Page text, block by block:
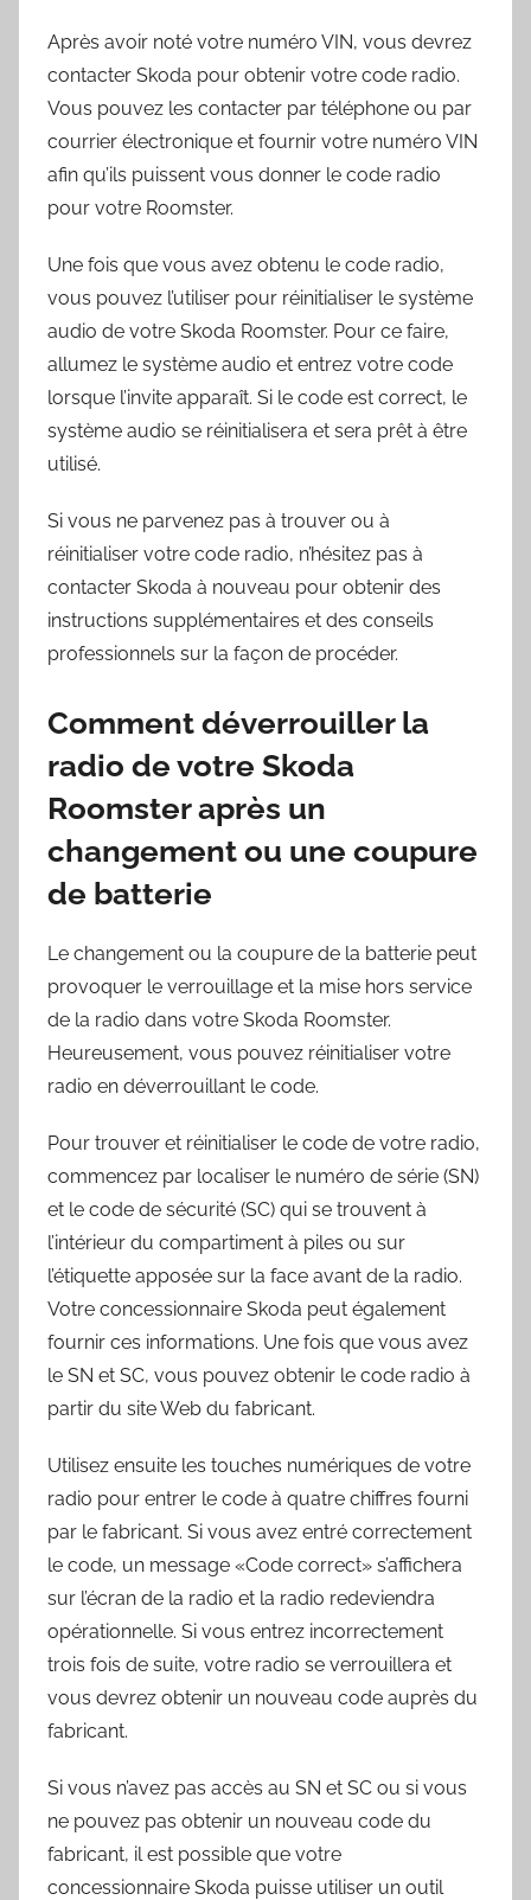
Après avoir noté votre numéro VIN, vous devrez
contacter Skoda pour obtenir votre code radio.
Vous pouvez les contacter par téléphone ou par
courrier électronique et fournir votre numéro VIN
afin qu’ils puissent vous donner le code radio
pour votre Roomster.
Une fois que vous avez obtenu le code radio,
vous pouvez l’utiliser pour réinitialiser le système
audio de votre Skoda Roomster. Pour ce faire,
allumez le système audio et entrez votre code
lorsque l’invite apparaît. Si le code est correct, le
système audio se réinitialisera et sera prêt à être
utilisé.
Si vous ne parvenez pas à trouver ou à
réinitialiser votre code radio, n’hésitez pas à
contacter Skoda à nouveau pour obtenir des
instructions supplémentaires et des conseils
professionnels sur la façon de procéder.
Comment déverrouiller la
radio de votre Skoda
Roomster après un
changement ou une coupure
de batterie
Le changement ou la coupure de la batterie peut
provoquer le verrouillage et la mise hors service
de la radio dans votre Skoda Roomster.
Heureusement, vous pouvez réinitialiser votre
radio en déverrouillant le code.
Pour trouver et réinitialiser le code de votre radio,
commencez par localiser le numéro de série (SN)
et le code de sécurité (SC) qui se trouvent à
l’intérieur du compartiment à piles ou sur
l’étiquette apposée sur la face avant de la radio.
Votre concessionnaire Skoda peut également
fournir ces informations. Une fois que vous avez
le SN et SC, vous pouvez obtenir le code radio à
partir du site Web du fabricant.
Utilisez ensuite les touches numériques de votre
radio pour entrer le code à quatre chiffres fourni
par le fabricant. Si vous avez entré correctement
le code, un message «Code correct» s’affichera
sur l’écran de la radio et la radio redeviendra
opérationnelle. Si vous entrez incorrectement
trois fois de suite, votre radio se verrouillera et
vous devrez obtenir un nouveau code auprès du
fabricant.
Si vous n’avez pas accès au SN et SC ou si vous
ne pouvez pas obtenir un nouveau code du
fabricant, il est possible que votre
concessionnaire Skoda puisse utiliser un outil